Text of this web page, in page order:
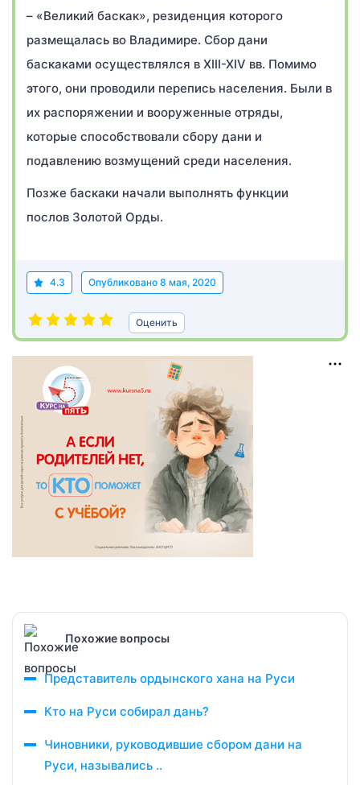
– «Великий баскак», резиденция которого
размещалась во Владимире. Сбор дани
баскаками осуществлялся в XIII-XIV вв. Помимо
этого, они проводили перепись населения. Были в
их распоряжении и вооруженные отряды,
которые способствовали сбору дани и
подавлению возмущений среди населения.
Позже баскаки начали выполнять функции
послов Золотой Орды.
4.3 Опубликовано 8 мая, 2020
Оценить
Похожие вопросы
Представитель ордынского хана на Руси
Кто на Руси собирал дань?
Чиновники, руководившие сбором дани на
Руси, назывались ..